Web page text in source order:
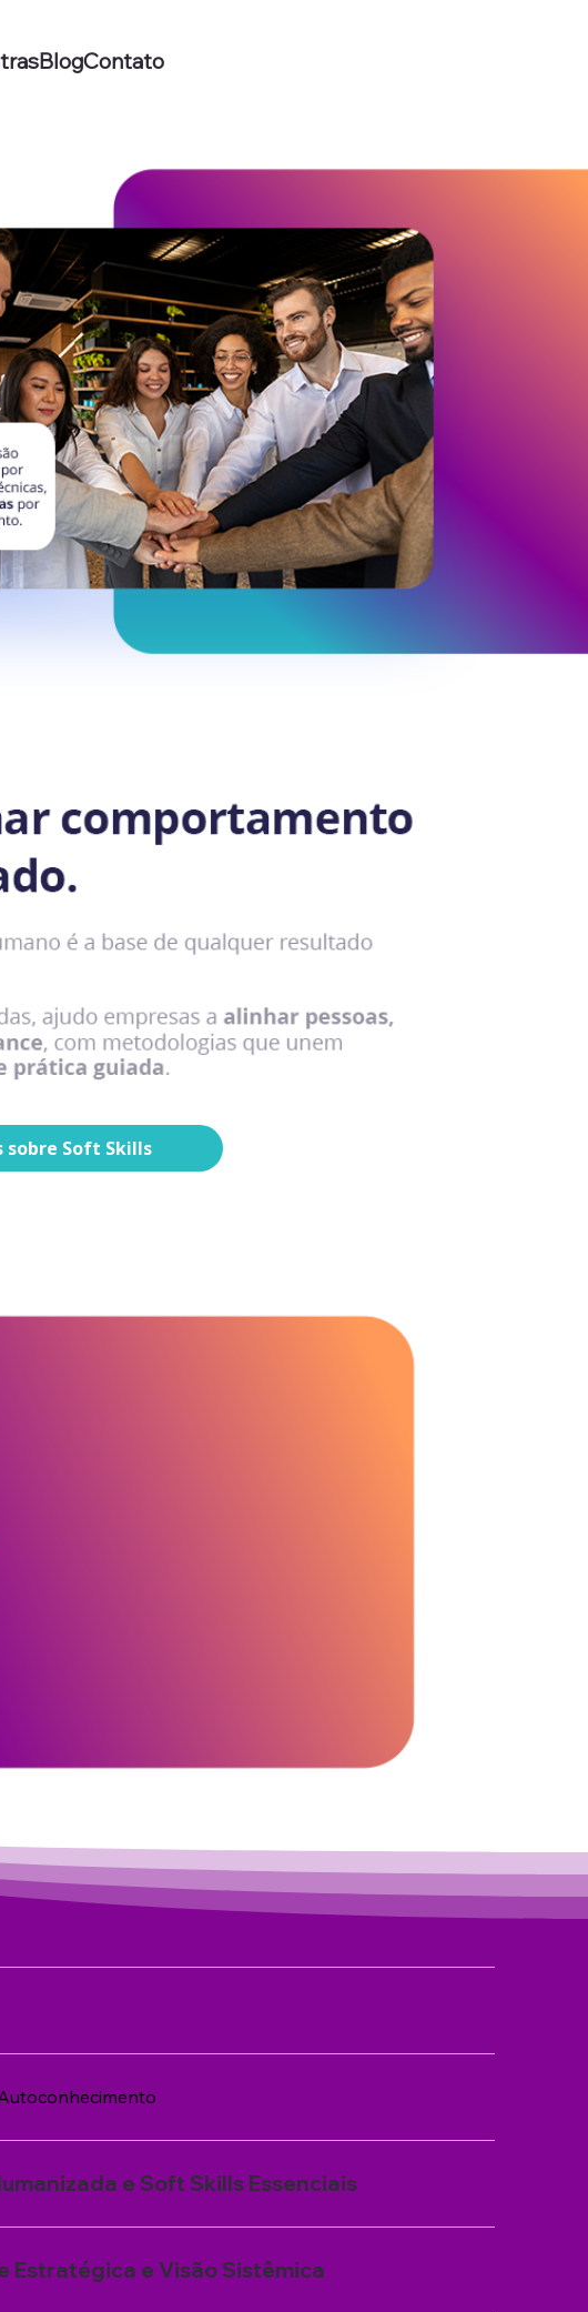
BlogContato
sobre Soft Skills
e Soft Skills Essenciais
Estratégica e Visão Sistêmica